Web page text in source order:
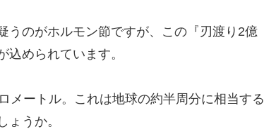
うのがホルモン節ですが、この『刃渡り2億
められています。
メートル。これは地球の約半周分に相当する
うか。